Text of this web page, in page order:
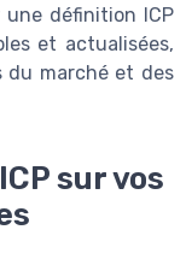
une définition ICP
et actualisées,
marché et des
sur vos